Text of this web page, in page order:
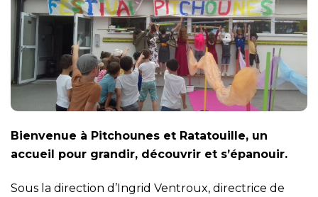
Bienvenue à Pitchounes et Ratatouille, un
accueil pour grandir, découvrir et s’épanouir.
Sous la direction d’Ingrid Ventroux, directrice de